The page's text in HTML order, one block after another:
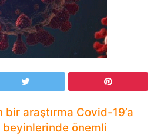
bir araştırma Covid-19’a
önemli